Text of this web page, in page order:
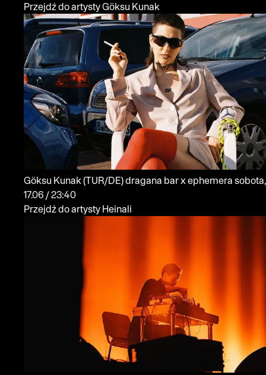
Przejdź do artysty Göksu Kunak
Göksu Kunak(TUR/DE)dragana bar x ephemera sobota,
17.06 / 23:40
Przejdź do artysty Heinali